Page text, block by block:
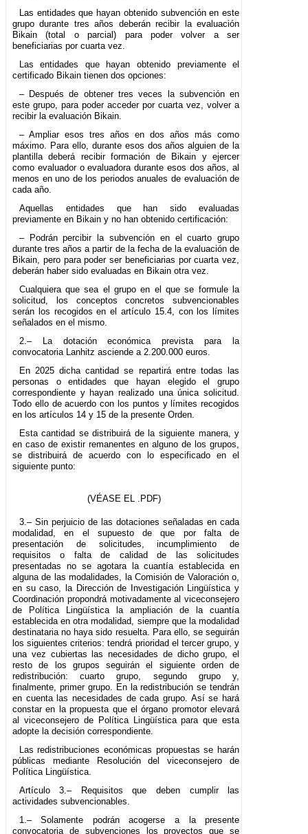
Las entidades que hayan obtenido subvención en este
grupo durante tres años deberán recibir la evaluación
Bikain (total o parcial) para poder volver a ser
beneficiarias por cuarta vez.
Las entidades que hayan obtenido previamente el
certificado Bikain tienen dos opciones:
– Después de obtener tres veces la subvención en
este grupo, para poder acceder por cuarta vez, volver a
recibir la evaluación Bikain.
– Ampliar esos tres años en dos años más como
máximo. Para ello, durante esos dos años alguien de la
plantilla deberá recibir formación de Bikain y ejercer
como evaluador o evaluadora durante esos dos años, al
menos en uno de los periodos anuales de evaluación de
cada año.
Aquellas entidades que han sido evaluadas
previamente en Bikain y no han obtenido certificación:
– Podrán percibir la subvención en el cuarto grupo
durante tres años a partir de la fecha de la evaluación de
Bikain, pero para poder ser beneficiarias por cuarta vez,
deberán haber sido evaluadas en Bikain otra vez.
Cualquiera que sea el grupo en el que se formule la
solicitud, los conceptos concretos subvencionables
serán los recogidos en el artículo 15.4, con los límites
señalados en el mismo.
2.– La dotación económica prevista para la
convocatoria Lanhitz asciende a 2.200.000 euros.
En 2025 dicha cantidad se repartirá entre todas las
personas o entidades que hayan elegido el grupo
correspondiente y hayan realizado una única solicitud.
Todo ello de acuerdo con los puntos y límites recogidos
en los artículos 14 y 15 de la presente Orden.
Esta cantidad se distribuirá de la siguiente manera, y
en caso de existir remanentes en alguno de los grupos,
se distribuirá de acuerdo con lo especificado en el
siguiente punto:
(VÉASE EL .PDF)
3.– Sin perjuicio de las dotaciones señaladas en cada
modalidad, en el supuesto de que por falta de
presentación de solicitudes, incumplimiento de
requisitos o falta de calidad de las solicitudes
presentadas no se agotara la cuantía establecida en
alguna de las modalidades, la Comisión de Valoración o,
en su caso, la Dirección de Investigación Lingüística y
Coordinación propondrá motivadamente al viceconsejero
de Política Lingüística la ampliación de la cuantía
establecida en otra modalidad, siempre que la modalidad
destinataria no haya sido resuelta. Para ello, se seguirán
los siguientes criterios: tendrá prioridad el tercer grupo, y
una vez cubiertas las necesidades de dicho grupo, el
resto de los grupos seguirán el siguiente orden de
redistribución: cuarto grupo, segundo grupo y,
finalmente, primer grupo. En la redistribución se tendrán
en cuenta las necesidades de cada grupo. Así se hará
constar en la propuesta que el órgano promotor elevará
al viceconsejero de Política Lingüística para que esta
adopte la decisión correspondiente.
Las redistribuciones económicas propuestas se harán
públicas mediante Resolución del viceconsejero de
Política Lingüística.
Artículo 3.– Requisitos que deben cumplir las
actividades subvencionables.
1.– Solamente podrán acogerse a la presente
convocatoria de subvenciones los proyectos que se